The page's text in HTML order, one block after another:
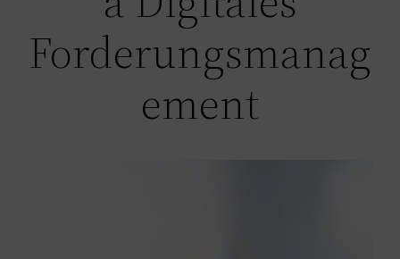
Forderungsmanag
ement